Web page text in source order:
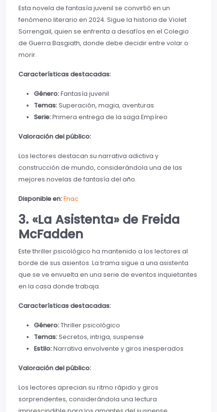
Esta novela de fantasía juvenil se convirtió en un
fenómeno literario en 2024. Sigue la historia de Violet
Sorrengail, quien se enfrenta a desafíos en el Colegio
de Guerra Basgiath, donde debe decidir entre volar o
morir.
Características destacadas:
Género:Fantasía juvenil
Temas:Superación, magia, aventuras
Serie:Primera entrega de la saga Empíreo
Valoración del público:
Los lectores destacan su narrativa adictiva y
construcción de mundo, considerándola una de las
mejores novelas de fantasía del año.
Disponible en:Fnac
3. «La Asistenta» de Freida
McFadden
Este thriller psicológico ha mantenido a los lectores al
borde de sus asientos. La trama sigue a una asistenta
que se ve envuelta en una serie de eventos inquietantes
en la casa donde trabaja.
Características destacadas:
Género:Thriller psicológico
Temas:Secretos, intriga, suspense
Estilo:Narrativa envolvente y giros inesperados
Valoración del público:
Los lectores aprecian su ritmo rápido y giros
sorprendentes, considerándola una lectura